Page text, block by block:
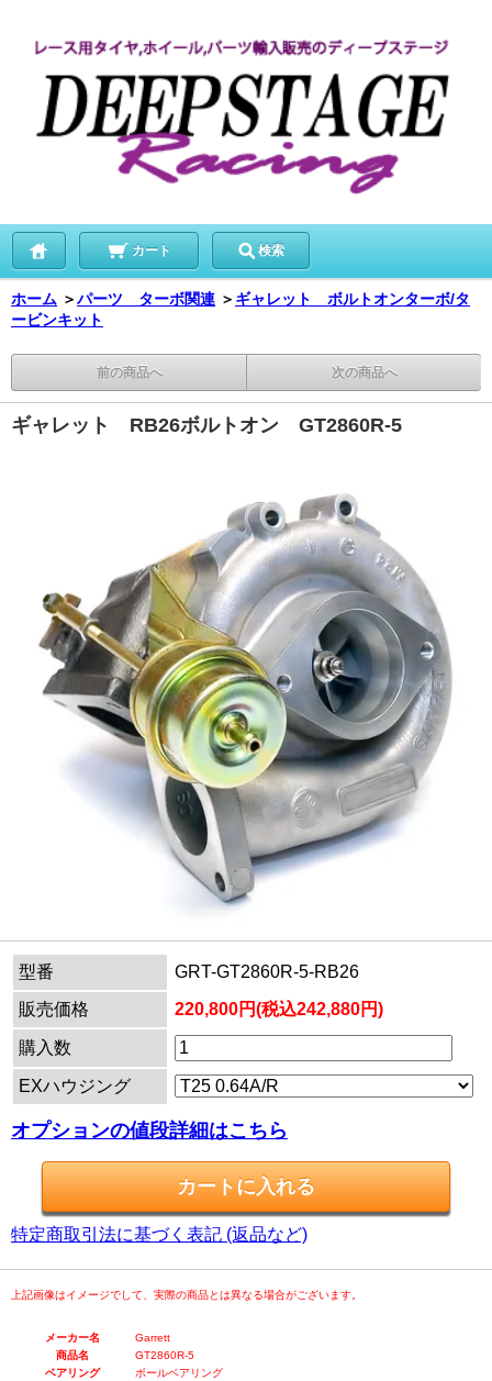
カート 検索
ホーム ＞パーツ ターボ関連 ＞ ギャレット ボルトオンターボ/タ
ービンキット
前の商品へ 次の商品へ
ギャレット RB26ボルトオン GT2860R-5
型番
GRT-GT2860R-5-RB26
販売価格
220,800円(税込242,880円)
購入数
EXハウジング
オプションの値段詳細はこちら
特定商取引法に基づく表記 (返品など)
上記画像はイメージでして、実際の商品とは異なる場合がございます。
メーカー名
Garrett
商品名
GT2860R-5
ベアリング
ボールベアリング